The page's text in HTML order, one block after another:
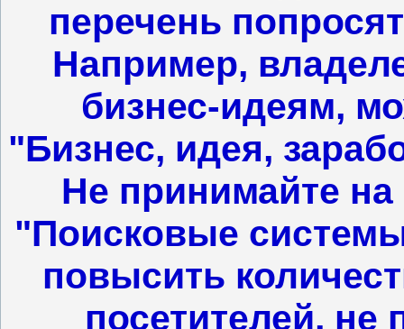
перечень
Например,
бизнес-идеям,
"Бизнес, идея,
Не принимайте
"Поисковые
повысить
посетителей, не